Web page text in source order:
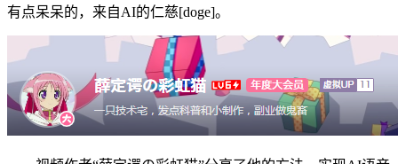
有点呆呆的，来自AI的仁慈[doge]。